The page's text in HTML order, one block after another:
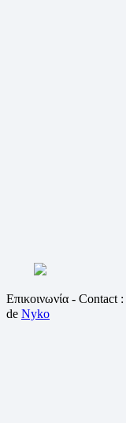
Επικοινωνία - Contact :
de Nyko